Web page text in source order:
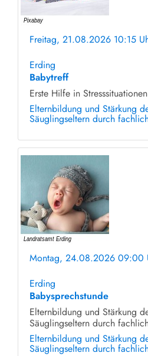
Freitag, 21.08.2026 10:15
Erding
Babytreff
Erste Hilfe in Stresssituationen
Elternbildung und Stärkung
Säuglingseltern durch
Montag, 24.08.2026 09:00
Erding
Babysprechstunde
Elternbildung und Stärkung
Säuglingseltern durch
Elternbildung und Stärkung
Säuglingseltern durch